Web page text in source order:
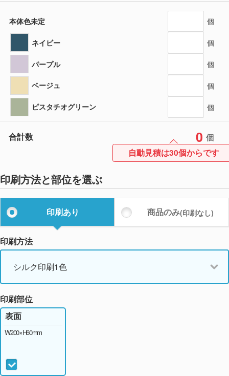
本体色未定 個
ネイビー 個
パープル 個
ベージュ 個
ピスタチオグリーン 個
合計数 0 個
自動見積は30個からです
印刷方法と部位を選ぶ
印刷あり 商品のみ(印刷なし)
印刷方法
シルク印刷1色
印刷部位
表面
W200×H60mm